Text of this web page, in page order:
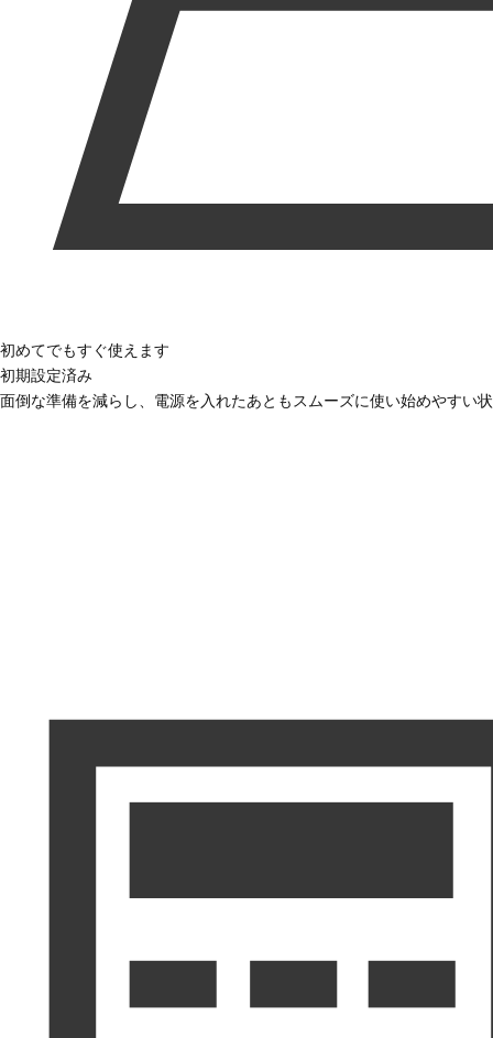
初めてでもすぐ使えます
初期設定済み
面倒な準備を減らし、電源を入れたあともスムーズに使い始めやすい